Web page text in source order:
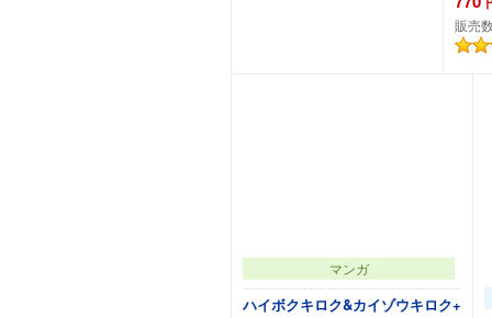
販売
マンガ
ハイボクキロク&カイゾウキロク+